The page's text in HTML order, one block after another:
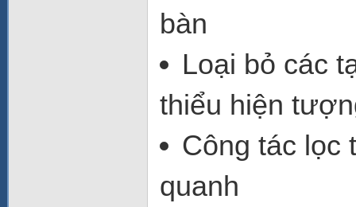
bàn
Loại bỏ các
thiểu hiện
Công tác lọc
quanh